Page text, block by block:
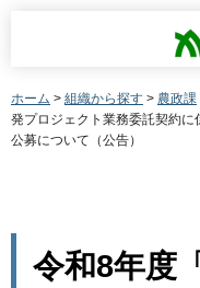
ホーム > 組織から探す > 農政課
発プロジェクト業務委託契約
公募について（公告）
令和8年度